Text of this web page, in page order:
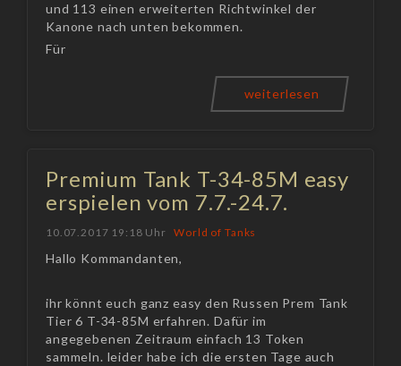
und 113 einen erweiterten Richtwinkel der
Kanone nach unten bekommen.
Für
weiterlesen
Premium Tank T-34-85M easy
erspielen vom 7.7.-24.7.
10.07.2017 19:18 Uhr World of Tanks
Hallo Kommandanten,
ihr könnt euch ganz easy den Russen Prem Tank
Tier 6 T-34-85M erfahren. Dafür im
angegebenen Zeitraum einfach 13 Token
sammeln. leider habe ich die ersten Tage auch